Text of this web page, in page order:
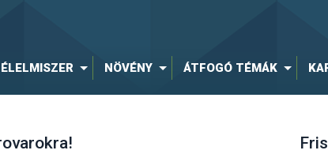
ÉLELMISZER NÖVÉNY ÁTFOGÓ TÉMÁK